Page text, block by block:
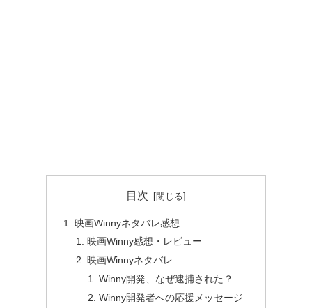
目次
映画Winnyネタバレ感想
映画Winny感想・レビュー
映画Winnyネタバレ
Winny開発、なぜ逮捕された？
Winny開発者への応援メッセージ